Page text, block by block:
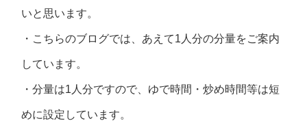
いと思います。
・こちらのブログでは、あえて1人分の分量をご案内
しています。
・分量は1人分ですので、ゆで時間・炒め時間等は短
めに設定しています。